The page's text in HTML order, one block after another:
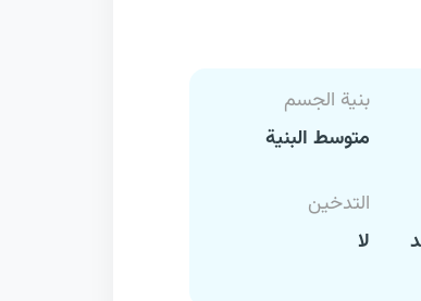
بنية الجسم
متوسط البنية
التدخين
لا